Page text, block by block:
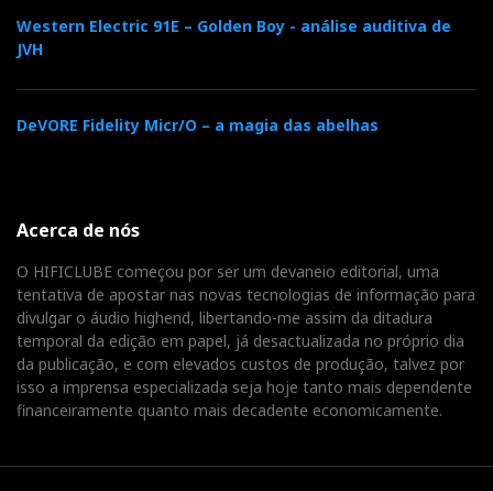
Western Electric 91E – Golden Boy - análise auditiva de
JVH
DeVORE Fidelity Micr/O – a magia das abelhas
Acerca de nós
O HIFICLUBE começou por ser um devaneio editorial, uma
tentativa de apostar nas novas tecnologias de informação para
divulgar o áudio highend, libertando-me assim da ditadura
temporal da edição em papel, já desactualizada no próprio dia
da publicação, e com elevados custos de produção, talvez por
isso a imprensa especializada seja hoje tanto mais dependente
financeiramente quanto mais decadente economicamente.